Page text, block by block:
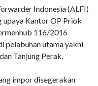
Indonesia (ALFI)
upaya Kantor OP Priok
116/2016
pelabuhan utama yakni
Tanjung Perak.
impor disegerakan